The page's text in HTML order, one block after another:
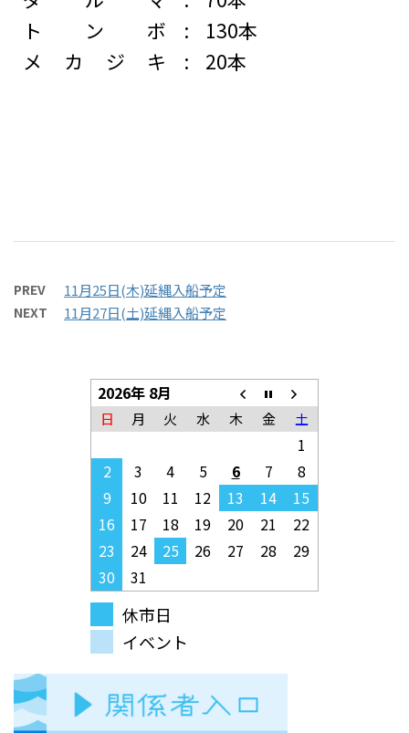
トンボ
:
130本
メカジキ
: 20本
PREV 11月25日(木)延縄入船予定
NEXT 11月27日(土)延縄入船予定
2026年 8月
日 月 火 水 木 金 土
1
2
3 4 5 6 7
8
9
10 11 12 13 14
15
16
17 18 19 20 21
22
23
24 25 26 27 28
29
30
31
休市日
イベント